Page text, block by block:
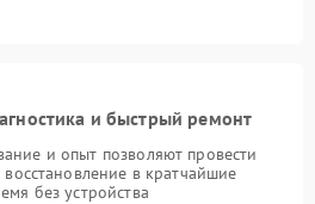
и быстрый ремонт
и опыт позволяют провести
восстановление в кратчайшие
без устройства